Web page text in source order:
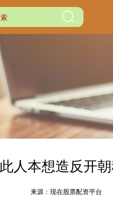
人本想造反开
来源：现在股票配资平台